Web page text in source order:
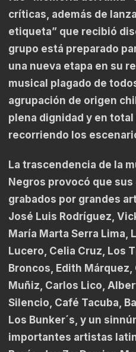
críticas, además de
etiqueta” que recibió
grupo está preparado
una nueva etapa en su
musical plagado de
agrupación de origen
plena dignidad y en
recorriendo los
La trascendencia de la
Negros provocó que
grabados por grandes
José Luis Rodríguez,
María Marta Serra Lima,
Lucero, Celia Cruz, Los
Broncos, Edith
Muñiz, Carlos Lico,
Silencio, Café Tacuba,
Los Bunker´s, y un
importantes artistas